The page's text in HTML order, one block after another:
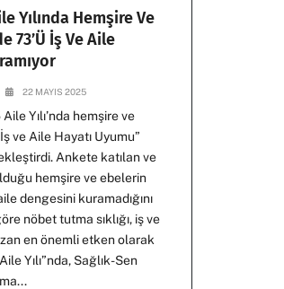
Yılında Hemşire Ve
73’ü İş Ve Aile
22 MAYIS 2025
Yılı’nda hemşire ve
ve Aile Hayatı Uyumu”
Ankete katılan ve
hemşire ve ebelerin
dengesini kuramadığını
nöbet tutma sıklığı, iş ve
en önemli etken olarak
Yılı”nda, Sağlık-Sen